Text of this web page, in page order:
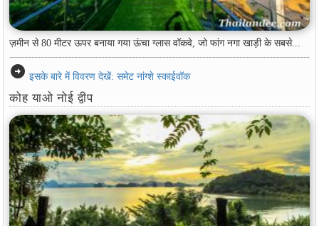
ज़मीन से 80 मीटर ऊपर बनाया गया ऊंचा ग्लास वॉकवे, जो फांग नगा खाड़ी के सबसे...
arrow_circle_right इसके बारे में विवरण देखें: समेट नांग्शे स्काईवॉक
कोह याओ नोई द्वीप